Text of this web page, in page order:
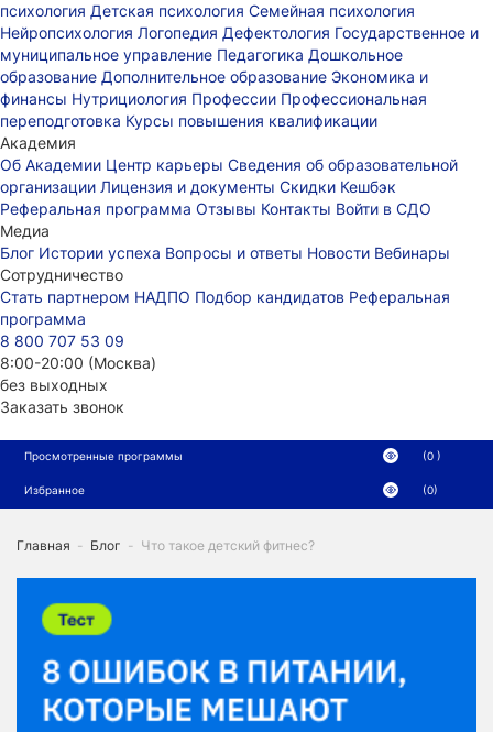
психология Детская психология Семейная психология
Нейропсихология Логопедия Дефектология Государственное и
муниципальное управление Педагогика Дошкольное
образование Дополнительное образование Экономика и
финансы Нутрициология Профессии Профессиональная
переподготовка Курсы повышения квалификации
Академия
Об Академии Центр карьеры Сведения об образовательной
организации Лицензия и документы Скидки Кешбэк
Реферальная программа Отзывы Контакты Войти в СДО
Медиа
Блог Истории успеха Вопросы и ответы Новости Вебинары
Сотрудничество
Стать партнером НАДПО Подбор кандидатов Реферальная
программа
8 800 707 53 09
8:00-20:00 (Москва)
без выходных
Заказать звонок
Просмотренные программы (0 )
Избранное (0)
Главная - Блог - Что такое детский фитнес?